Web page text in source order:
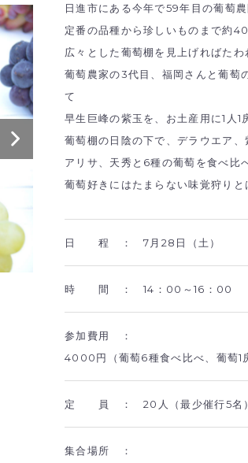
日進市にある今年で59年目の葡萄
定番の品種から珍しいものまで約
広々とした葡萄棚を見上げればたわ
葡萄農家の3代目、福岡さんと葡萄
て
早生巨峰の紫玉を、お土産用に1人1
葡萄棚の日陰の下で、デラウエア、
アリサ、天秀と6種の葡萄を食べ比
葡萄好きにはたまらない味覚狩りと
日 程 ：7月28日（土）
時 間 ：14：00～16：00
参加費用 ：
4000円（葡萄6種食べ比べ、葡萄1
定 員 ：20人（最少催行5名）
集合場所 ：